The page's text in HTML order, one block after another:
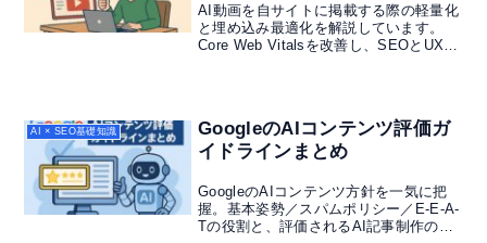
AI動画を自サイトに掲載する際の軽量化
と埋め込み最適化を解説しています。
Core Web Vitalsを改善し、SEOとUXを
AI × SEO基礎知識
GoogleのAIコンテンツ評価ガ
イドラインまとめ
GoogleのAIコンテンツ方針を一気に把
握。基本姿勢／スパムポリシー／E-E-A-
Tの役割と、評価されるAI記事制作の